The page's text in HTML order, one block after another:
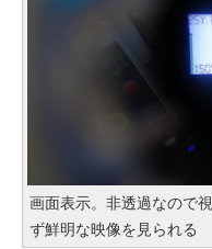
画面表示。非透過なので
ず鮮明な映像を見られる